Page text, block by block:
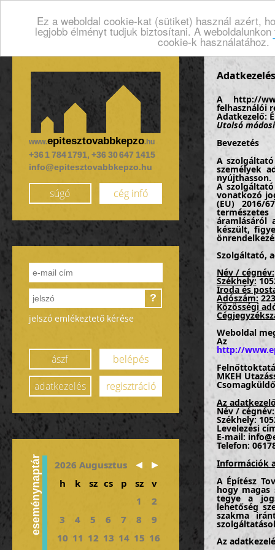
Ez a weboldal cookie-kat (sütiket) használ azért,
legjobb élményt tudjuk biztosítani. A
cookie-k használatához.
www.epitesztovabbkepzo.hu
+36 1 784 1791, +36 30 647 1415
info@epitesztovabbkepzo.hu
súgó cég infó
?
jelszó emlékeztető kérése
ászf
belépés
adatkezelés
regisztráció
eseménynaptár
2026 Augusztus
h
k sz cs p sz
v
1
2
3
4 5 6 7 8
9
10 11 12 13 14 15 16
A http://
felhasználói
Adatkezelő:
Utolsó
Bevezetés
A
személyek
nyújthasson.
A
vonatkozó
(EU) 2016/
áramlásáról
készült,
Szolgáltató,
Név / cégnév:
Székhely:
Iroda és
Adószám:
Közösségi
Weboldal
Az
http://
MKEH
Az
Név /
Székhely:
Levelezési
E-mail:
Telefon:
Információk
A Építész
hogy magas
tegye a
lehetőség
szakma
Az